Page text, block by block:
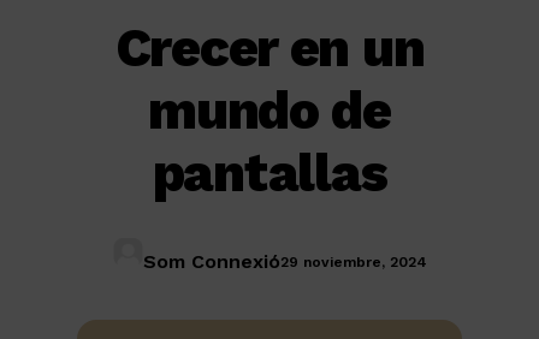
Crecer en un
mundo de
pantallas
Som Connexió29 noviembre, 2024